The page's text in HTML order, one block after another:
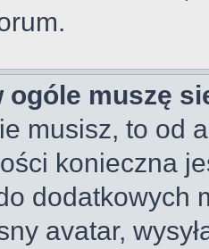
ogóle muszę
musisz, to od
konieczna
dodatkowych
avatar,